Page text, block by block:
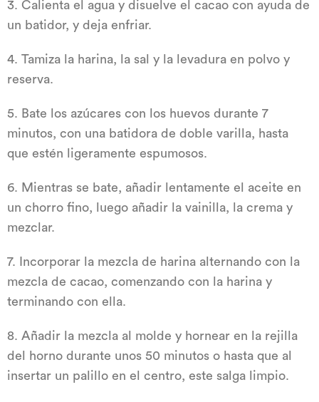
3. Calienta el agua y disuelve el cacao con ayuda de
un batidor, y deja enfriar.
4. Tamiza la harina, la sal y la levadura en polvo y
reserva.
5. Bate los azúcares con los huevos durante 7
minutos, con una batidora de doble varilla, hasta
que estén ligeramente espumosos.
6. Mientras se bate, añadir lentamente el aceite en
un chorro fino, luego añadir la vainilla, la crema y
mezclar.
7. Incorporar la mezcla de harina alternando con la
mezcla de cacao, comenzando con la harina y
terminando con ella.
8. Añadir la mezcla al molde y hornear en la rejilla
del horno durante unos 50 minutos o hasta que al
insertar un palillo en el centro, este salga limpio.